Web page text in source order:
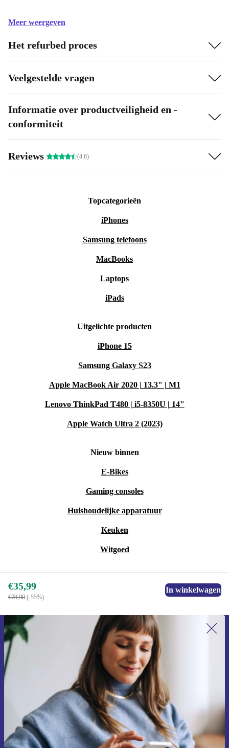
Meer weergeven
Het refurbed proces
Veelgestelde vragen
Informatie over productveiligheid en -
conformiteit
Reviews (4.6)
Topcategorieën
iPhones
Samsung telefoons
MacBooks
Laptops
iPads
Uitgelichte producten
iPhone 15
Samsung Galaxy S23
Apple MacBook Air 2020 | 13.3" | M1
Lenovo ThinkPad T480 | i5-8350U | 14"
Apple Watch Ultra 2 (2023)
Nieuw binnen
E-Bikes
Gaming consoles
Huishoudelijke apparatuur
Keuken
Witgoed
€35,99
€79,90 (-55%)
In winkelwagen
Meld je aan voor onze nieuwsbrief en
ontvang €15 korting!
Mis nooit meer een aanbieding.
Voucher aanvragen
Informatie over het gebruik van persoonsgegevens vind je in ons
privacybeleid